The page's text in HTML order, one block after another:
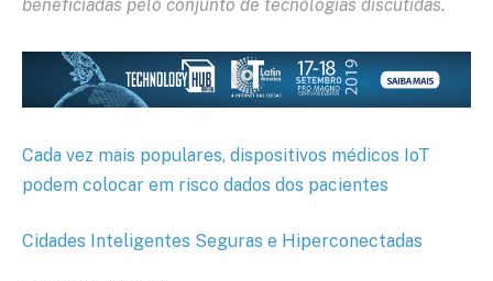
beneficiadas pelo conjunto de tecnologias discutidas.
Cada vez mais populares, dispositivos médicos IoT
podem colocar em risco dados dos pacientes
Cidades Inteligentes Seguras e Hiperconectadas